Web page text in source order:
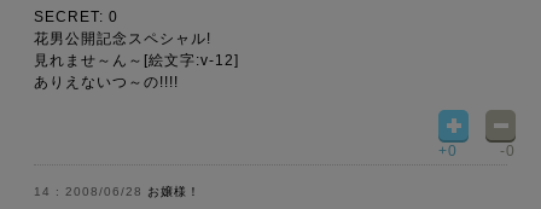
SECRET: 0
花男公開記念スペシャル!
見れませ～ん～[絵文字:v-12]
ありえないつ～の!!!!
+0 -0
2008/06/28 お嬢様！